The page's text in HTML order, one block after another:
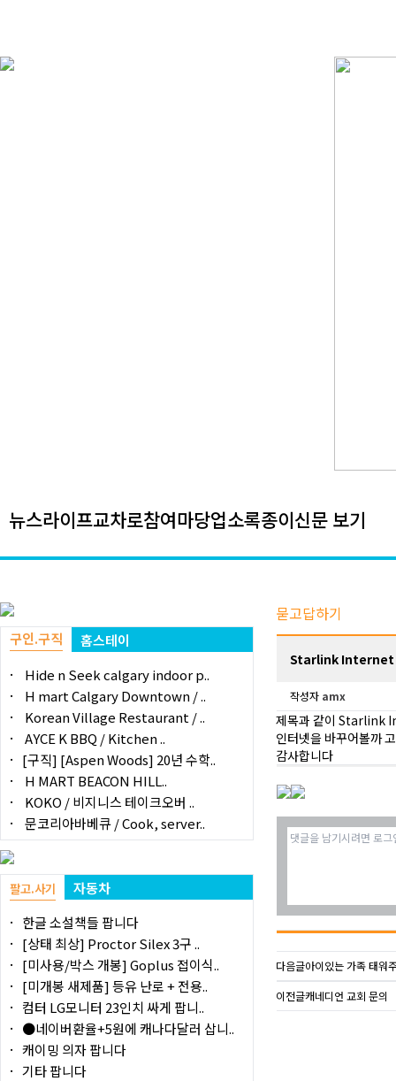
뉴스라이프교차로참여마당업소록종이신문 보기
구인.구직
홈스테이
Hide n Seek calgary indoor p..
H mart Calgary Downtown / ..
Korean Village Restaurant / ..
AYCE K BBQ / Kitchen ..
[구직] [Aspen Woods] 20년 수학..
H MART BEACON HILL..
KOKO / 비지니스 테이크오버 ..
문코리아바베큐 / Cook, server..
팔고.사기
자동차
한글 소설책들 팝니다
[상태 최상] Proctor Silex 3구 ..
[미사용/박스 개봉] Goplus 접이식..
[미개봉 새제품] 등유 난로 + 전용..
컴터 LG모니터 23인치 싸게 팝니..
●네이버환율+5원에 캐나다달러 삽니..
캐이밍 의자 팝니다
기타 팝니다
묻고답하기
Starlink Internet
작성자 amx
제목과 같이 Starlink
인터넷을 바꾸어볼까
감사합니다
다음글아이있는 가족 태워
이전글캐네디언 교회 문의